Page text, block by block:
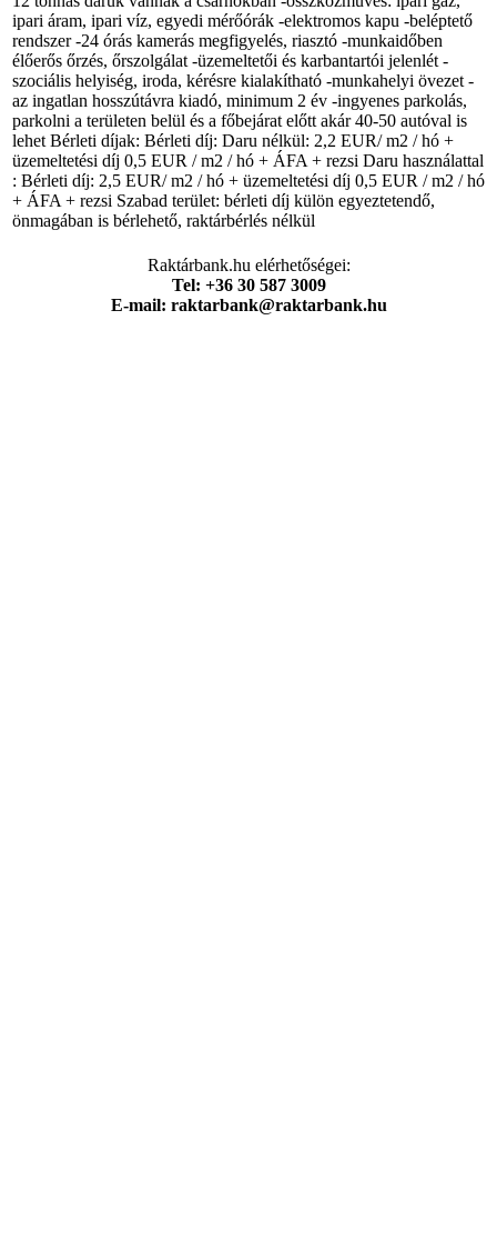
ipari áram, ipari víz, egyedi mérőórák -elektromos kapu -beléptető
rendszer -24 órás kamerás megfigyelés, riasztó -munkaidőben
élőerős őrzés, őrszolgálat -üzemeltetői és karbantartói jelenlét -
szociális helyiség, iroda, kérésre kialakítható -munkahelyi övezet -
az ingatlan hosszútávra kiadó, minimum 2 év -ingyenes parkolás,
parkolni a területen belül és a főbejárat előtt akár 40-50 autóval is
lehet Bérleti díjak: Bérleti díj: Daru nélkül: 2,2 EUR/ m2 / hó +
üzemeltetési díj 0,5 EUR / m2 / hó + ÁFA + rezsi Daru használattal
: Bérleti díj: 2,5 EUR/ m2 / hó + üzemeltetési díj 0,5 EUR / m2 / hó
+ ÁFA + rezsi Szabad terület: bérleti díj külön egyeztetendő,
önmagában is bérlehető, raktárbérlés nélkül
Raktárbank.hu elérhetőségei:
Tel: +36 30 587 3009
E-mail: raktarbank@raktarbank.hu